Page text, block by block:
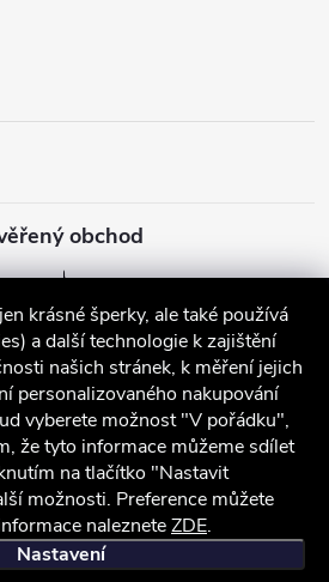
krásné šperky, ale také používá
a další technologie k zajištění
našich stránek, k měření jejich
personalizovaného nakupování
vyberete možnost "V pořádku",
že tyto informace můžeme sdílet
na tlačítko "Nastavit
možnosti. Preference můžete
nalezneteZDE.
Nastavení
obchod
podmínky Ochrana osobních údajů